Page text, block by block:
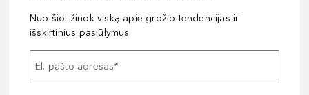
Nuo šiol žinok viską apie grožio tendencijas ir
išskirtinius pasiūlymus
El. pašto adresas*